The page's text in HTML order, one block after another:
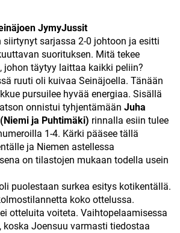
JymyJussit
sarjassa 2-0 johtoon ja esitti
suorituksen. Mitä tekee
johon täytyy laittaa kaikki peliin?
ruuti oli kuivaa Seinäjoella. Tänään
pursuilee hyvää energiaa. Sisällä
onnistui tyhjentämään Juha
ja Puhtimäki) rinnalla esiin tulee
1-4. Kärki pääsee tällä
ja Niemen astellessa
on tilastojen mukaan todella usein
puolestaan surkea esitys kotikentällä.
koko ottelussa.
otteluita voiteta. Vaihtopelaamisessa
koska Joensuu varmasti tiedostaa